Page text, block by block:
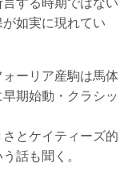
如実に現れてい
ーリア産駒は馬体
期始動・クラシッ
とケイティーズ的
話も聞く。